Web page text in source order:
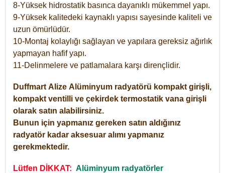
8-Yüksek hidrostatik basınca dayanıklı mükemmel yapı.
9-Yüksek kalitedeki kaynaklı yapısı sayesinde kaliteli ve
uzun ömürlüdür.
10-Montaj kolaylığı sağlayan ve yapılara gereksiz ağırlık
yapmayan hafif yapı.
11-Delinmelere ve patlamalara karşı dirençlidir.
Duffmart Alize Alüminyum radyatörü kompakt girişli,
kompakt ventilli ve çekirdek termostatik vana girişli
olarak satın alabilirsiniz.
Bunun için yapmanız gereken satın aldığınız
radyatör kadar aksesuar alımı yapmanız
gerekmektedir.
Lütfen DİKKAT: Alüminyum radyatörler